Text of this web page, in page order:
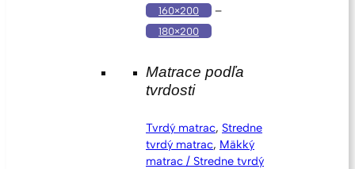
160×200 –
180×200
Matrace podľa
tvrdosti
Tvrdý matrac, Stredne
tvrdý matrac, Mäkký
matrac / Stredne tvrdý